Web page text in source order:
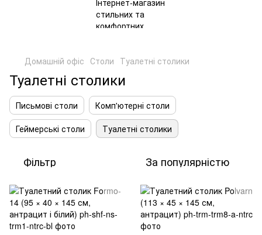
Домашній офіс Столи Туалетні столики
Туалетні столики
Письмові столи
Комп'ютерні столи
Геймерські столи
Туалетні столики
Фільтр За популярністю